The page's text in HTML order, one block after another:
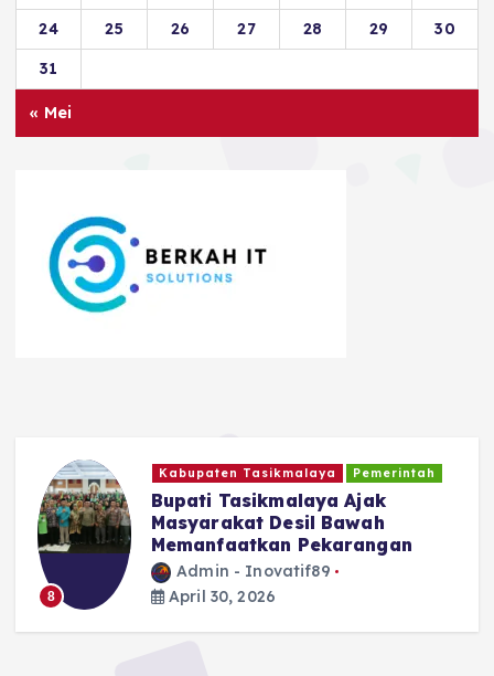
24
25 26 27 28 29
30
31
« Mei
8
Kabupaten Tasikmalaya Pemerintah
Bupati Tasikmalaya Ajak
Masyarakat Desil Bawah
Memanfaatkan Pekarangan
Admin - Inovatif89
April 30, 2026